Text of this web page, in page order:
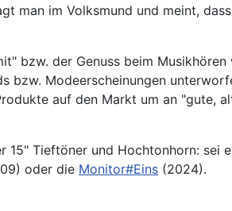
man im Volksmund und meint,
bzw. der Genuss beim
bzw. Modeerscheinungen
auf den Markt um an "gute,
15" Tieftöner und Hochtonhorn: sei
oder die Monitor#Eins (2024).